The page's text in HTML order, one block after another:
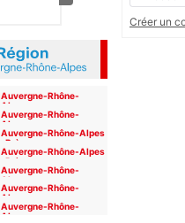
Auvergne-Rhône-
Alpes
Auvergne-Rhône-
Alpes
Auvergne-Rhône-Alpes
,Brèves
Auvergne-Rhône-Alpes
,Brèves
Auvergne-Rhône-
Alpes
Auvergne-Rhône-
Alpes
Auvergne-Rhône-
Alpes
Créer un